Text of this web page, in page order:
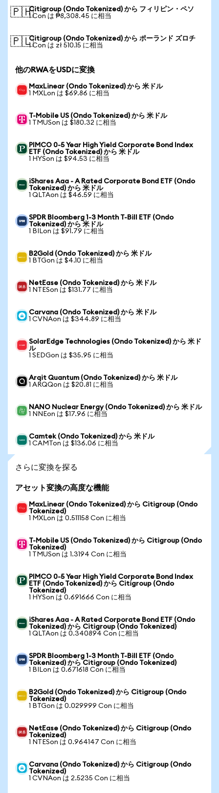
🇵🇭Citigroup (Ondo Tokenized) から フィリピン・ペソ
1 Con は ₱8,308.45 に相当
🇵🇱Citigroup (Ondo Tokenized) から ポーランド ズロチ
1 Con は zł 510.15 に相当
他のRWAをUSDに変換
MaxLinear (Ondo Tokenized) から 米ドル
1 MXLon は $69.86 に相当
T-Mobile US (Ondo Tokenized) から 米ドル
1 TMUSon は $180.32 に相当
PIMCO 0-5 Year High Yield Corporate Bond Index
ETF (Ondo Tokenized) から 米ドル
1 HYSon は $94.53 に相当
iShares Aaa - A Rated Corporate Bond ETF (Ondo
Tokenized) から 米ドル
1 QLTAon は $46.59 に相当
SPDR Bloomberg 1-3 Month T-Bill ETF (Ondo
Tokenized) から 米ドル
1 BILon は $91.79 に相当
B2Gold (Ondo Tokenized) から 米ドル
1 BTGon は $4.10 に相当
NetEase (Ondo Tokenized) から 米ドル
1 NTESon は $131.77 に相当
Carvana (Ondo Tokenized) から 米ドル
1 CVNAon は $344.89 に相当
SolarEdge Technologies (Ondo Tokenized) から 米ド
ル
1 SEDGon は $35.95 に相当
Arqit Quantum (Ondo Tokenized) から 米ドル
1 ARQQon は $20.81 に相当
NANO Nuclear Energy (Ondo Tokenized) から 米ドル
1 NNEon は $17.96 に相当
Camtek (Ondo Tokenized) から 米ドル
1 CAMTon は $136.06 に相当
さらに変換を探る
アセット変換の高度な機能
MaxLinear (Ondo Tokenized) から Citigroup (Ondo
Tokenized)
1 MXLon は 0.511158 Con に相当
T-Mobile US (Ondo Tokenized) から Citigroup (Ondo
Tokenized)
1 TMUSon は 1.3194 Con に相当
PIMCO 0-5 Year High Yield Corporate Bond Index
ETF (Ondo Tokenized) から Citigroup (Ondo
Tokenized)
1 HYSon は 0.691666 Con に相当
iShares Aaa - A Rated Corporate Bond ETF (Ondo
Tokenized) から Citigroup (Ondo Tokenized)
1 QLTAon は 0.340894 Con に相当
SPDR Bloomberg 1-3 Month T-Bill ETF (Ondo
Tokenized) から Citigroup (Ondo Tokenized)
1 BILon は 0.671618 Con に相当
B2Gold (Ondo Tokenized) から Citigroup (Ondo
Tokenized)
1 BTGon は 0.029999 Con に相当
NetEase (Ondo Tokenized) から Citigroup (Ondo
Tokenized)
1 NTESon は 0.964147 Con に相当
Carvana (Ondo Tokenized) から Citigroup (Ondo
Tokenized)
1 CVNAon は 2.5235 Con に相当